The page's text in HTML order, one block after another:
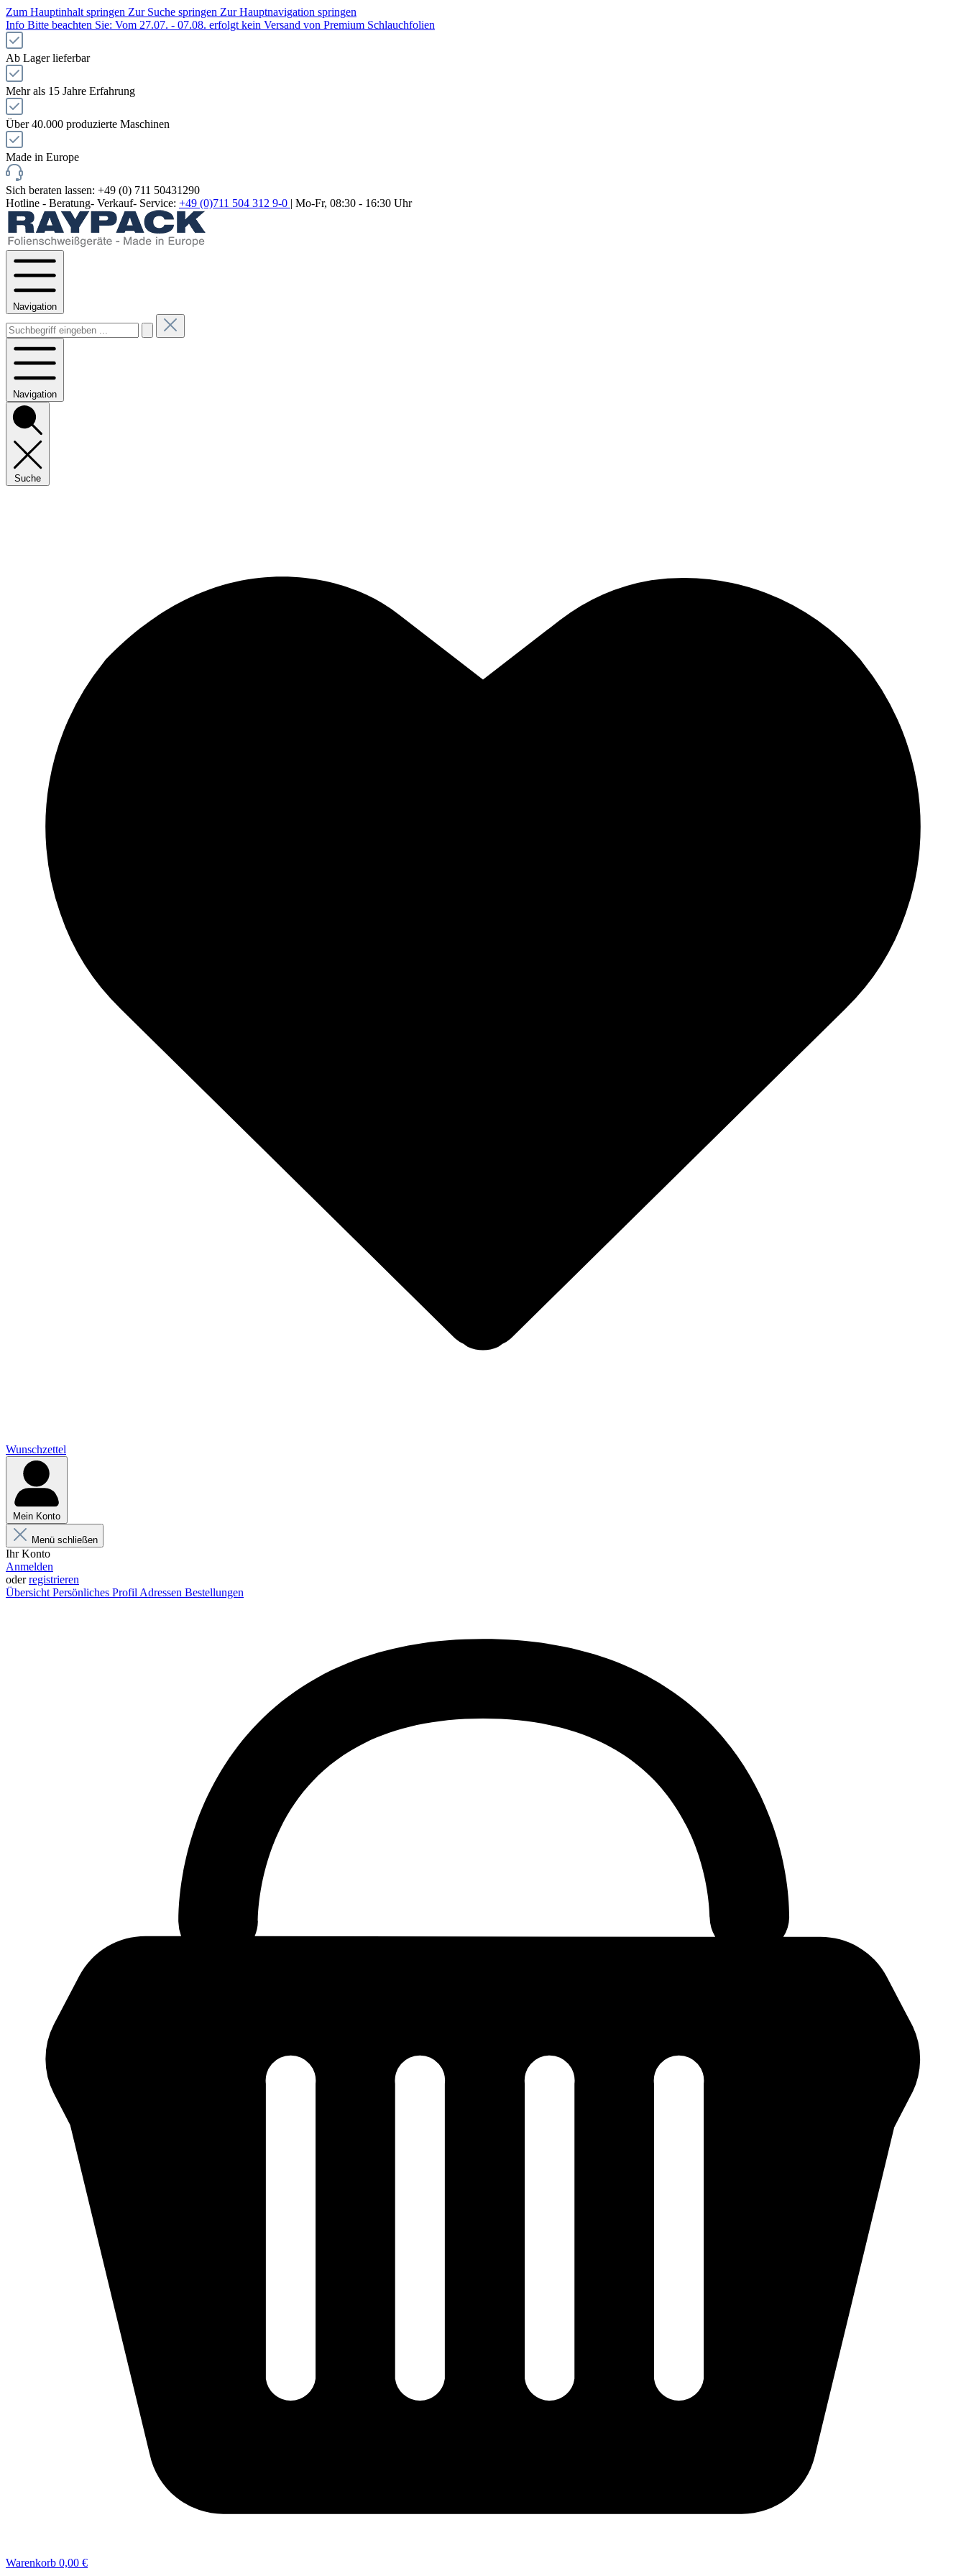
Zum Hauptinhalt springen Zur Suche springen Zur Hauptnavigation springen
Info Bitte beachten Sie: Vom 27.07. - 07.08. erfolgt kein Versand von Premium Schlauchfolien
Ab Lager lieferbar
Mehr als 15 Jahre Erfahrung
Über 40.000 produzierte Maschinen
Made in Europe
Sich beraten lassen: +49 (0) 711 50431290
Hotline - Beratung- Verkauf- Service: +49 (0)711 504 312 9-0 | Mo-Fr, 08:30 - 16:30 Uhr
Navigation
Navigation
Suche
Wunschzettel
Mein Konto
Menü schließen
Ihr Konto
Anmelden
oderregistrieren
Übersicht Persönliches Profil Adressen Bestellungen
Warenkorb 0,00 €